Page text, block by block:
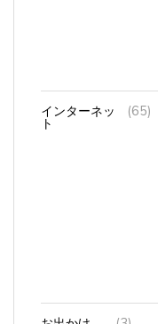
インターネッ
ト
(65)
お出かけ (3)